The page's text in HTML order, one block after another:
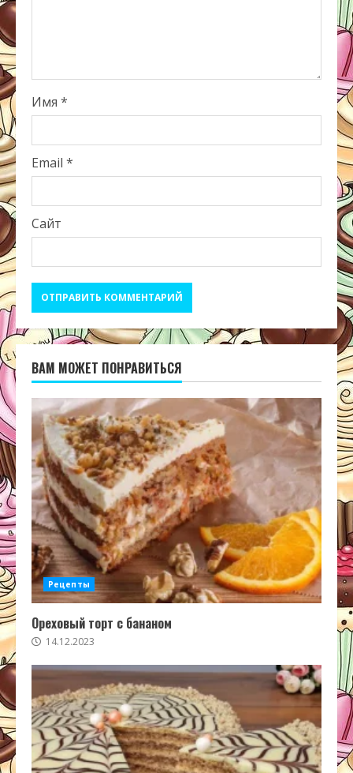
Имя *
Email *
Сайт
ВАМ МОЖЕТ ПОНРАВИТЬСЯ
Рецепты
Ореховый торт с бананом
14.12.2023